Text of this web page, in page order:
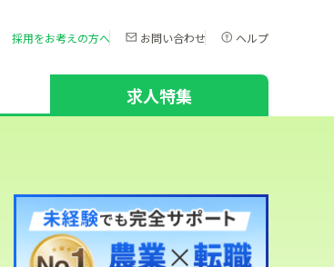
採用をお考えの方へ お問い合わせ ヘルプ
求人特集